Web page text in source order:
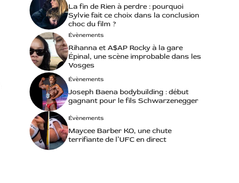
La fin de Rien à perdre : pourquoi
Sylvie fait ce choix dans la conclusion
choc du film ?
Évènements
Rihanna et A$AP Rocky à la gare
Épinal, une scène improbable dans les
Vosges
Évènements
Joseph Baena bodybuilding : début
gagnant pour le fils Schwarzenegger
Évènements
Maycee Barber KO, une chute
terrifiante de l’UFC en direct